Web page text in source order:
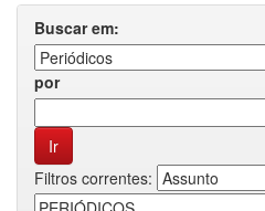
Buscar em:
por
Filtros correntes: